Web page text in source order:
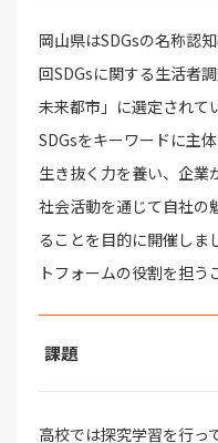
岡山県はSDGsの名称認
回SDGsに関する生活者
未来都市」に選定されて
SDGsをキーワードに主
生き抜く力を養い、企業
社会活動を通じて自社の
ることを目的に開催しま
トフォームの役割を担う
課題
高校では探究学習を行っ